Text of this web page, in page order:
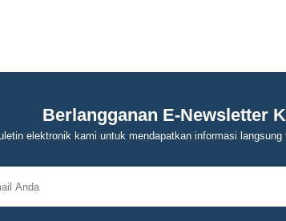
Berlangganan E-Newsletter
elektronik kami untuk mendapatkan informasi